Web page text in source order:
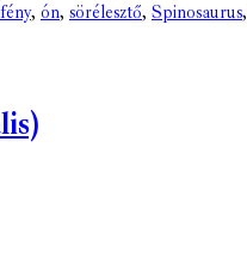
, ón, sörélesztő, Spinosaurus,